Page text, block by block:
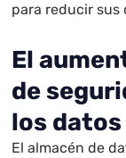
para reducir sus
El
de
los datos
El almacén de